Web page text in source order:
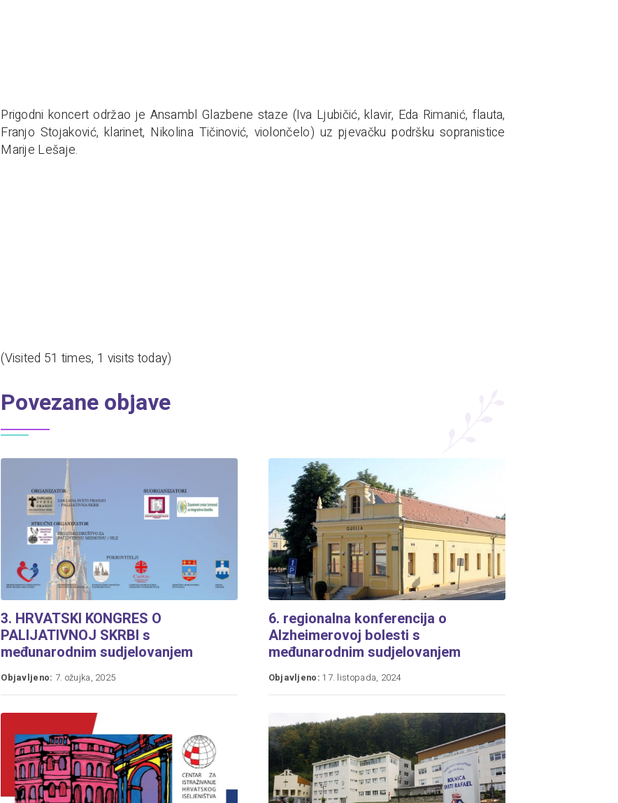
Prigodni koncert održao je Ansambl Glazbene staze (Iva Ljubičić, klavir, Eda Rimanić, flauta,
Franjo Stojaković, klarinet, Nikolina Tičinović, violončelo) uz pjevačku podršku sopranistice
Marije Lešaje.
(Visited 51 times, 1 visits today)
Povezane objave
3. HRVATSKI KONGRES O
PALIJATIVNOJ SKRBI s
međunarodnim sudjelovanjem
Objavljeno: 7. ožujka, 2025
6. regionalna konferencija o
Alzheimerovoj bolesti s
međunarodnim sudjelovanjem
Objavljeno: 17. listopada, 2024